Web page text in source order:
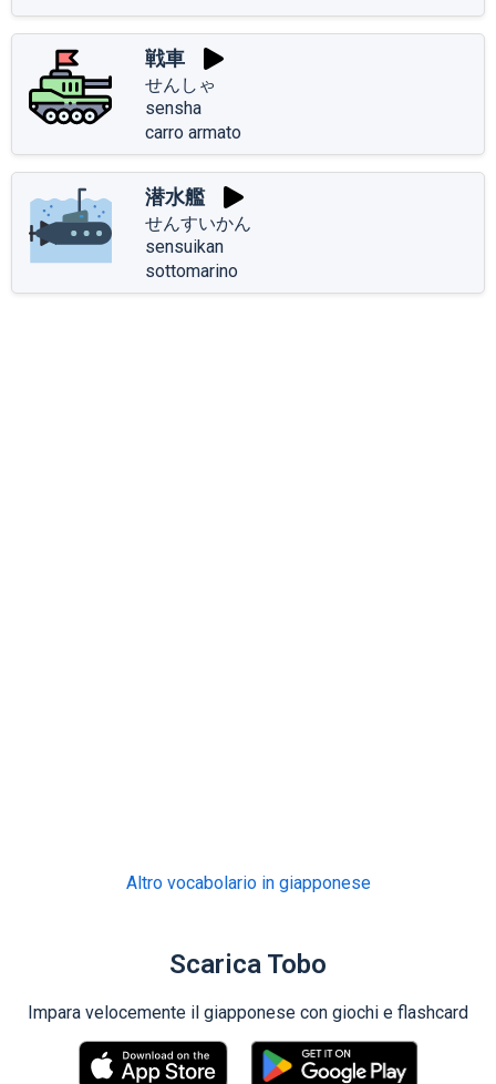
戦車
せんしゃ
sensha
carro armato
潜水艦
せんすいかん
sensuikan
sottomarino
Altro vocabolario in giapponese
Scarica Tobo
Impara velocemente il giapponese con giochi e flashcard